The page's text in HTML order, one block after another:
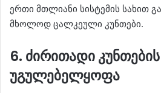
ერთი მთლიანი სისტემის სახით
მხოლოდ ცალკეული კუნთები.
6. ძირითადი კუნთების
უგულებელყოფა